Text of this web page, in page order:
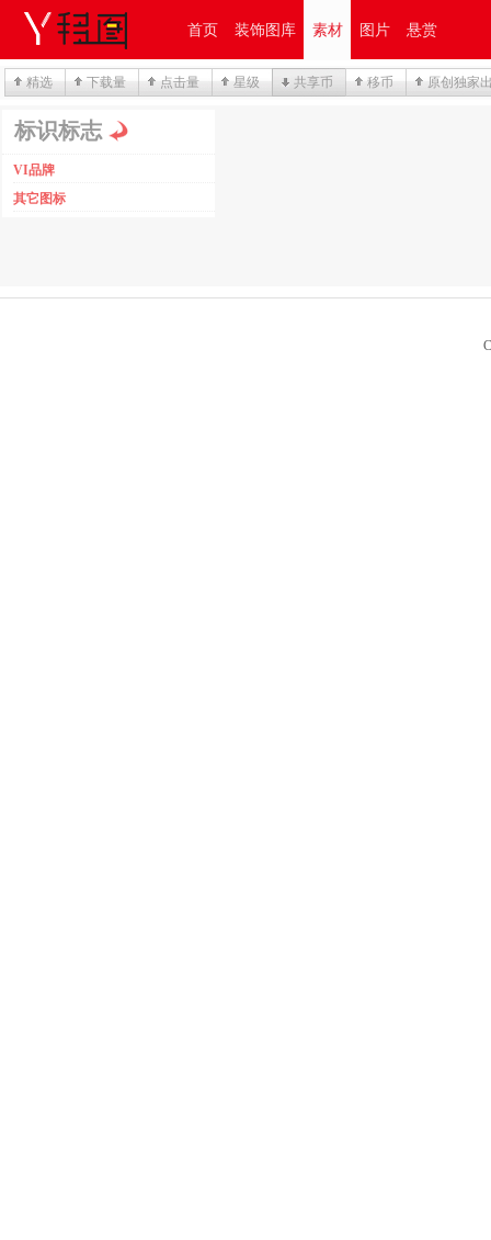
首页 装饰图库 素材 图片 悬赏
精选 下载量 点击量 星级 共享币 移币 原创独家
标识标志
VI品牌
其它图标